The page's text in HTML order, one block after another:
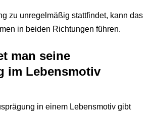
zu unregelmäßig stattfindet, kann das
in beiden Richtungen führen.
man seine
im Lebensmotiv
in einem Lebensmotiv gibt